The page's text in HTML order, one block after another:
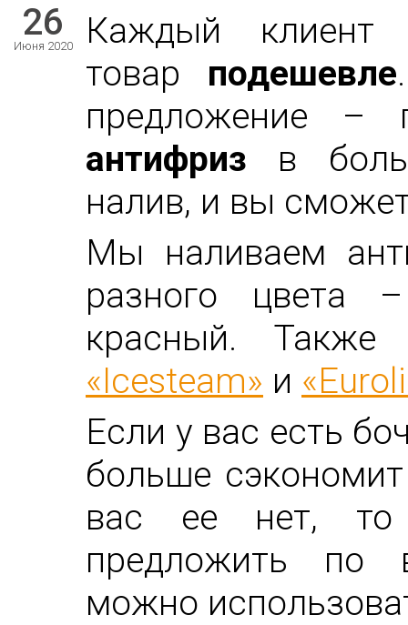
26
Июня 2020
Каждый клиент
товар подешевле
предложение –
антифриз в
налив, и вы
Мы наливаем
разного цвета
красный.
«Icesteam» и «
Если у вас есть
больше
вас ее нет,
предложить по
можно